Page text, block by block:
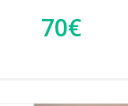
70€